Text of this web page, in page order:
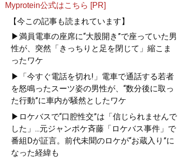
Myprotein公式はこちら [PR]
【今この記事も読まれています】
▶満員電車の座席に“大股開き”で座っていた男
性が、突然「きっちりと足を閉じて」縮こま
ったワケ
▶「今すぐ電話を切れ!」電車で通話する若者
を怒鳴ったスーツ姿の男性が、“数分後に取っ
た行動”に車内が騒然としたワケ
▶ロケバスで“口腔性交”は「信じられませんで
した」...元ジャンポケ斉藤「ロケバス事件」で
番組Dが証言。前代未聞のロケが“お蔵入り”に
なった経緯も